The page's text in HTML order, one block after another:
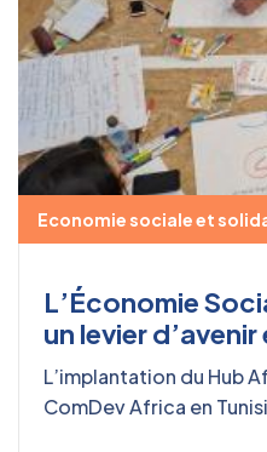
Economie sociale et
L’Économie
un levier d’avenir
Nord
L’implantation du Hub
ComDev Africa en